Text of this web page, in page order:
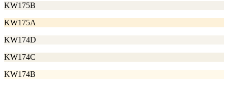
KW175B
KW175A
KW174D
KW174C
KW174B